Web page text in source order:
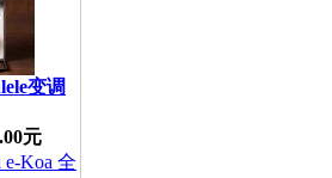
变调
元
e-Koa 全